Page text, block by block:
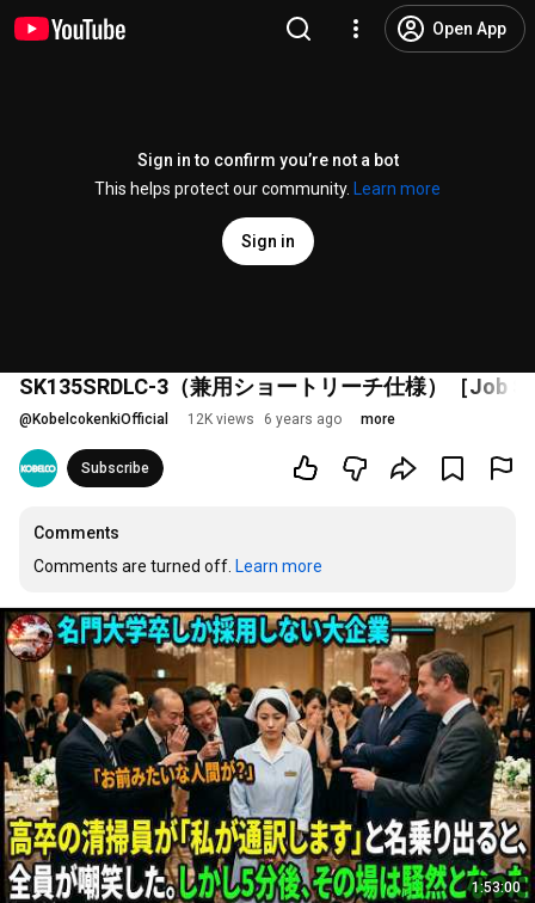
Open App
Sign in to confirm you’re not a bot
This helps protect our community.
Learn more
Sign in
SK135SRDLC-3（兼用ショートリーチ仕様）［Job
@ KobelcokenkiOfficial 12K views 6 years ago more
Subscribe
Comments
Comments are turned off. Learn more
1:53:00